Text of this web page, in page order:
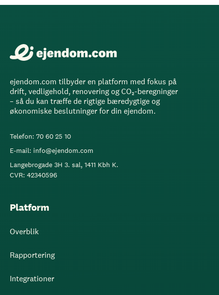
ejendom.com tilbyder en platform med fokus på
drift, vedligehold, renovering og CO₂-beregninger
– så du kan træffe de rigtige bæredygtige og
økonomiske beslutninger for din ejendom.
Telefon: 70 60 25 10
E-mail: info@ejendom.com
Langebrogade 3H 3. sal, 1411 Kbh K.
CVR: 42340596
Platform
Overblik
Rapportering
Integrationer